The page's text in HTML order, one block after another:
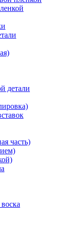
детали
часть)